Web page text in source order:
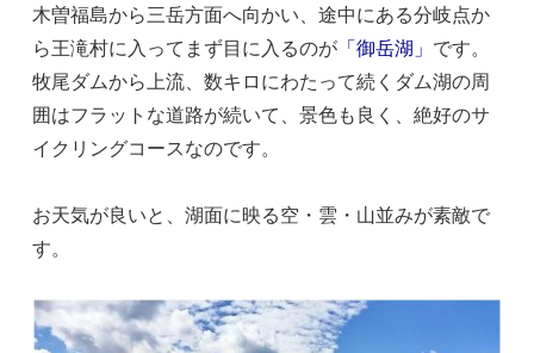
木曽福島から三岳方面へ向かい、途中にある分岐点か
ら王滝村に入ってまず目に入るのが 「御岳湖」 です。
牧尾ダムから上流、数キロにわたって続くダム湖の周
囲はフラットな道路が続いて、景色も良く、絶好のサ
イクリングコースなのです。
お天気が良いと、湖面に映る空・雲・山並みが素敵で
す。